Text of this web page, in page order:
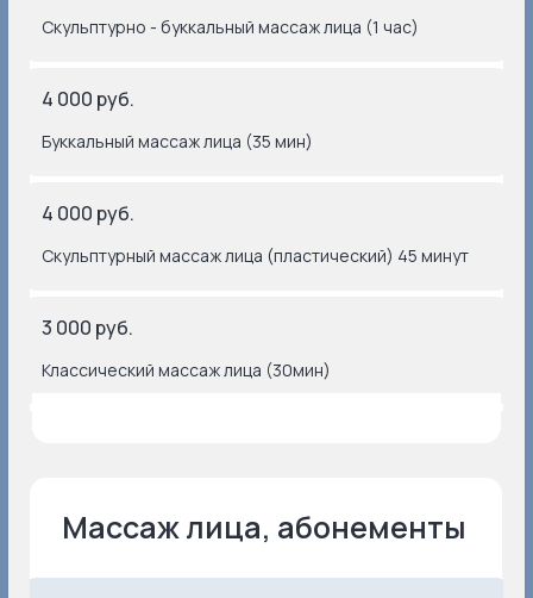
Скульптурно - буккальный массаж лица (1 час)
4 000 руб.
Буккальный массаж лица (35 мин)
4 000 руб.
Скульптурный массаж лица (пластический) 45 минут
3 000 руб.
Классический массаж лица (30мин)
Массаж лица, абонементы